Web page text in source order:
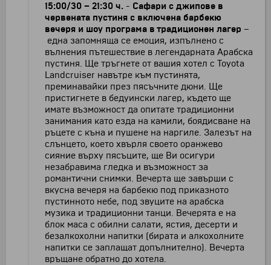
15:00/30 – 21:30 ч. - Сафари с джипове в
червената пустиня с включена барбекю
вечеря и шоу програма в традиционен лагер –
една запомняща се емоция, изпълнено с
вълнения пътешествие в легендарната Арабска
пустиня. Ще тръгнете от вашия хотел с Toyota
Landcruiser навътре към пустинята,
преминавайки през пясъчните дюни. Ще
пристигнете в бедуински лагер, където ще
имате възможност да опитате традиционни
занимания като езда на камили, боядисване на
ръцете с къна и пушене на наргиле. Залезът на
слънцето, което хвърля своето оранжево
сияние върху пясъците, ще Ви осигури
незабравима гледка и възможност за
романтични снимки. Вечерта ще завърши с
вкусна вечеря на барбекю под приказното
пустинното небе, под звуците на арабска
музика и традиционни танци. Вечерята е на
блок маса с обилни салати, ястия, десерти и
безалкохолни напитки (бирата и алкохолните
напитки се заплащат допълнително). Вечерта
връщане обратно до хотела.